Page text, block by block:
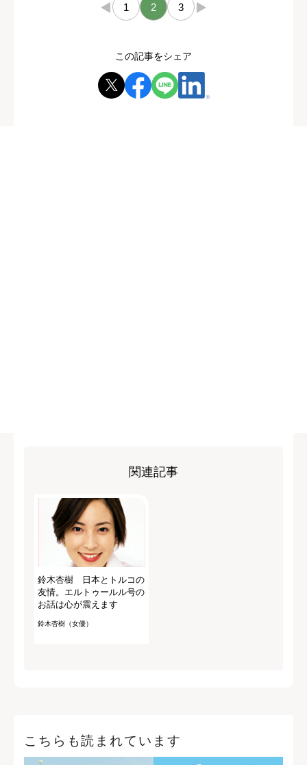
← 1 2 3 →
この記事をシェア
関連記事
鈴木杏樹 日本とトルコの
友情。エルトゥールル号の
お話は心が震えます
鈴木杏樹（女優）
こちらも読まれています